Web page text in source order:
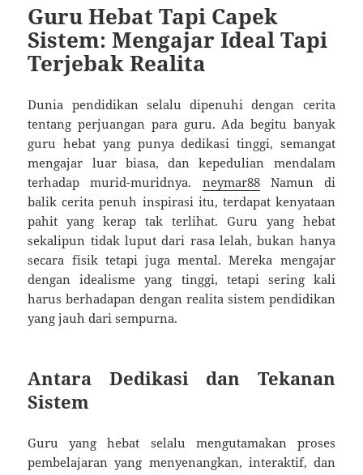
Guru Hebat Tapi Capek
Sistem: Mengajar Ideal Tapi
Terjebak Realita
Dunia pendidikan selalu dipenuhi dengan cerita
tentang perjuangan para guru. Ada begitu banyak
guru hebat yang punya dedikasi tinggi, semangat
mengajar luar biasa, dan kepedulian mendalam
terhadap murid-muridnya. neymar88Namun di
balik cerita penuh inspirasi itu, terdapat kenyataan
pahit yang kerap tak terlihat. Guru yang hebat
sekalipun tidak luput dari rasa lelah, bukan hanya
secara fisik tetapi juga mental. Mereka mengajar
dengan idealisme yang tinggi, tetapi sering kali
harus berhadapan dengan realita sistem pendidikan
yang jauh dari sempurna.
Antara Dedikasi dan Tekanan
Sistem
Guru yang hebat selalu mengutamakan proses
pembelajaran yang menyenangkan, interaktif, dan